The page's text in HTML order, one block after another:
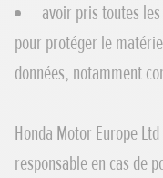
avoir pris toutes
pour protéger le
données, notamment
Honda Motor Europe
responsable en cas de